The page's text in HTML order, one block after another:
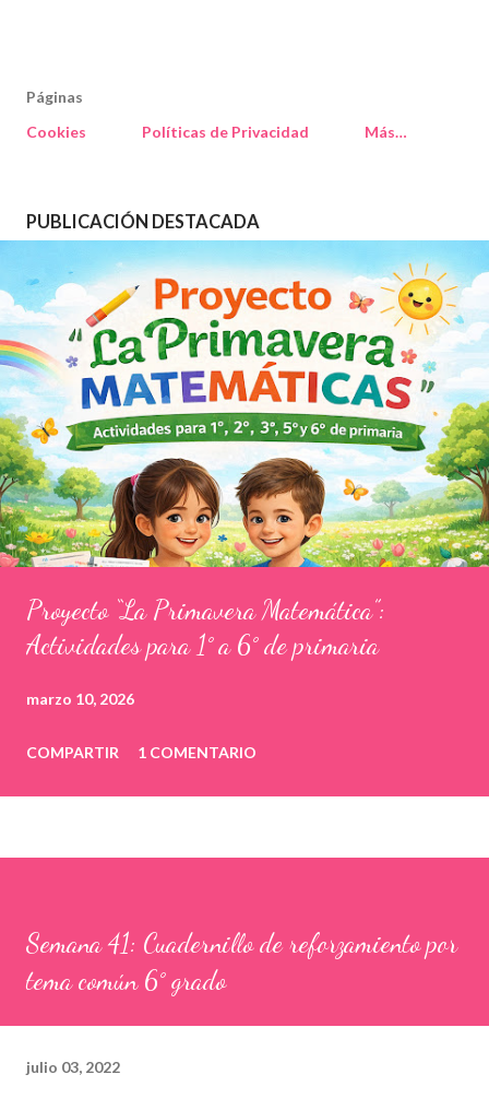
Páginas
Cookies
Políticas de Privacidad Más…
PUBLICACIÓN DESTACADA
Proyecto “La Primavera Matemática”:
Actividades para 1° a 6° de primaria
marzo 10, 2026
COMPARTIR 1 COMENTARIO
Semana 41: Cuadernillo de reforzamiento por
tema común 6° grado
julio 03, 2022